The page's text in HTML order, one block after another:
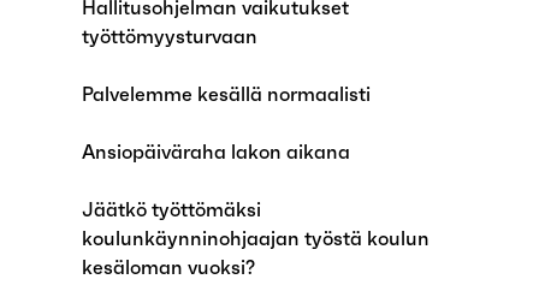
Hallitusohjelman vaikutukset
työttömyysturvaan
Palvelemme kesällä normaalisti
Ansiopäiväraha lakon aikana
Jäätkö työttömäksi
koulunkäynninohjaajan työstä koulun
kesäloman vuoksi?